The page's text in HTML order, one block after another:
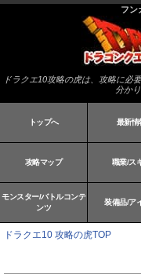
フン
ドラクエ10攻略の虎は、攻略に必
分か
トップへ 最新情
攻略マップ 職業/ス
モンスター/バトルコンテ
ンツ
装備品/ア
ドラクエ10 攻略の虎TOP